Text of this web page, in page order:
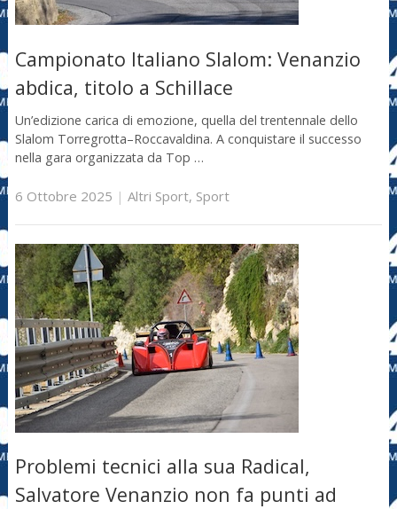
Campionato Italiano Slalom: Venanzio
abdica, titolo a Schillace
Un’edizione carica di emozione, quella del trentennale dello
Slalom Torregrotta–Roccavaldina. A conquistare il successo
nella gara organizzata da Top …
6 Ottobre 2025 | Altri Sport, Sport
Problemi tecnici alla sua Radical,
Salvatore Venanzio non fa punti ad